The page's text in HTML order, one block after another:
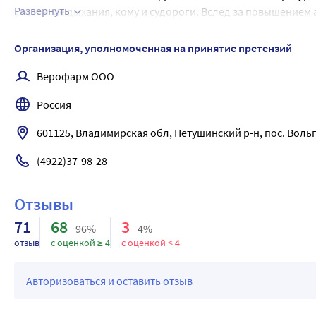
угнетение дыхания, кому и судороги. Вслед за
показано незамедлительное симптоматическое лечение
продолжаться не менее 1 часа.
Развернуть
Организация, уполномоченная на принятие претензий
Верофарм ООО
Россия
601125, Владимирская обл, Петушинский р-н, пос.
(4922)37-98-28
Отзывы
71
отзыв
68 96%
с оценкой ≥ 4
3 4%
с оценкой < 4
Авторизоваться и оставить отзыв